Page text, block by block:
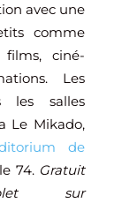
avec une
comme
ciné-
Les
les salles
Le Mikado,
de
74. Gratuit
sur